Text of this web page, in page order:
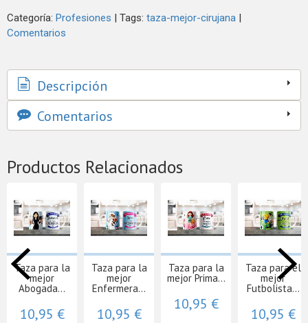
Categoría: Profesiones Tags: taza-mejor-cirujana
Comentarios
Descripción
Comentarios
Productos Relacionados
Taza para la
mejor
Abogada...
10,95 €
Taza para la
mejor
Enfermera...
10,95 €
Taza para la
mejor Prima...
10,95 €
Taza para el
mejor
Futbolista...
10,95 €